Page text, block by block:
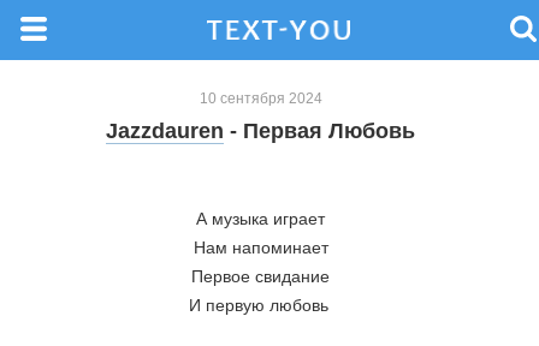
10 сентября 2024
Jazzdauren - Первая Любовь
А музыка играет
Нам напоминает
Первое свидание
И первую любовь